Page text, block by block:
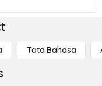
Tata Bahasa